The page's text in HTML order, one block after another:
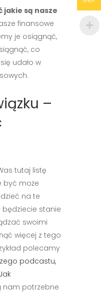
jakie są nasze
finansowe
je osiągnąć,
co
udało w
–
tutaj listę
być może
na te
stanie
swoimi
więcej z tego
polecamy
podcastu,
nam potrzebne